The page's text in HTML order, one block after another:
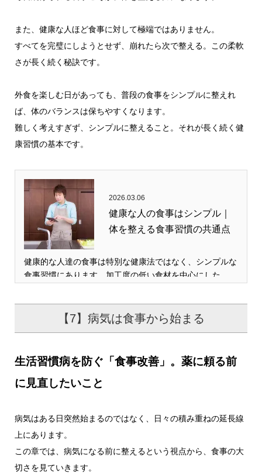
また、健康な人ほど食事に対して極端ではありません。
すべてを完璧にしようとせず、崩れたら次で整える。この柔軟
さが長く続く秘訣です。
外食を楽しむ日があっても、普段の食事をシンプルに整えれ
ば、体のバランスは保ちやすくなります。
難しく考えすぎず、シンプルに整えること。それが長く続く健
康習慣の基本です。
2026.03.06
健康な人の食事はシンプル｜
体を整える食事習慣の共通点
健康的な人達の食事は特別な健康法ではなく、シンプルな
食事習慣にあります。加工度の低い食材を中心にした…
【7】病気は食事から始まる
生活習慣病を防ぐ「食事改善」。薬に頼る前
に見直したいこと
病気はある日突然始まるのではなく、日々の積み重ねの延長線
上にあります。
この章では、病気になる前に整えるという視点から、食事の大
切さを見ていきます。